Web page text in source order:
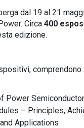
dal 19 al 21
Circa 400
edizione.
Power
– Principles,
Applications